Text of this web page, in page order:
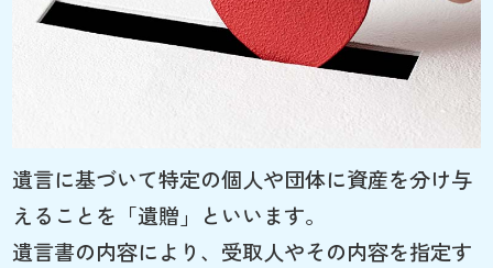
遺言に基づいて特定の個人や団体に資産を分け与
えることを「遺贈」といいます。
遺言書の内容により、受取人やその内容を指定す